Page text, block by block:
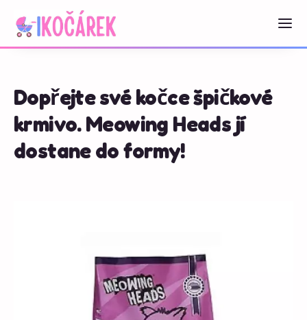
Dopřejte své kočce špičkové
krmivo. Meowing Heads jí
dostane do formy!